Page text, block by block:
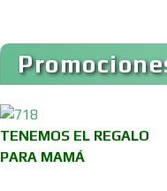
Artículos
Asesoría Fiscal
TENEMOS EL REGALO
PARA MAMÁ